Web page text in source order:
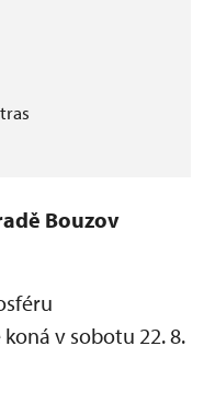
Bouzov
koná v sobotu 22. 8.